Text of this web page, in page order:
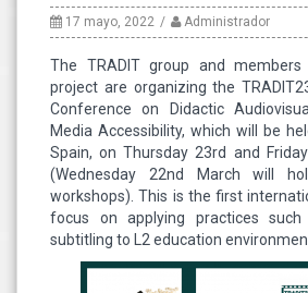
17 mayo, 2022 Administrador
The TRADIT group and
project are organizing the
Conference on Didactic
Media Accessibility, which will be
Spain, on Thursday 23rd and
(Wednesday 22nd March will
workshops). This is the first
focus on applying practices
subtitling to L2 education